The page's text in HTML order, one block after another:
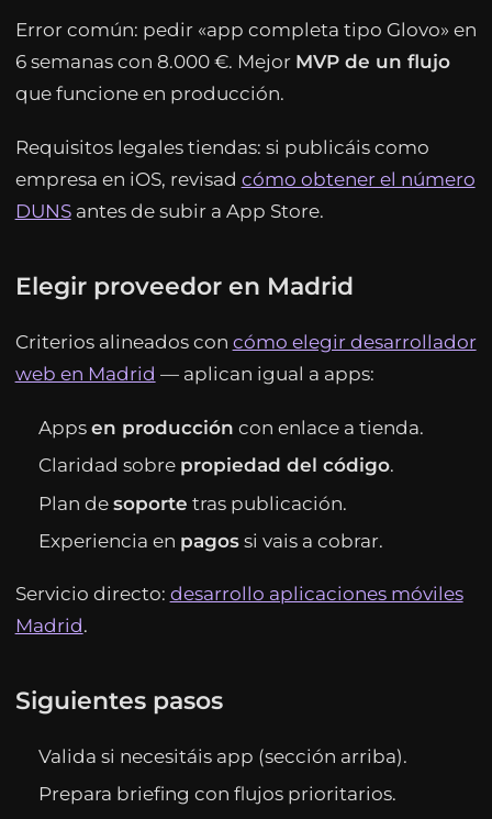
Error común: pedir «app completa tipo Glovo» en
6 semanas con 8.000 €. Mejor MVP de un flujo
que funcione en producción.
Requisitos legales tiendas: si publicáis como
empresa en iOS, revisad cómo obtener el número
DUNSantes de subir a App Store.
Elegir proveedor en Madrid
Criterios alineados con cómo elegir desarrollador
web en Madrid — aplican igual a apps:
Appsen producción con enlace a tienda.
Claridad sobre propiedad del código.
Plan desoporte tras publicación.
Experiencia en pagos si vais a cobrar.
Servicio directo: desarrollo aplicaciones móviles
Madrid.
Siguientes pasos
Valida si necesitáis app (sección arriba).
Prepara briefing con flujos prioritarios.